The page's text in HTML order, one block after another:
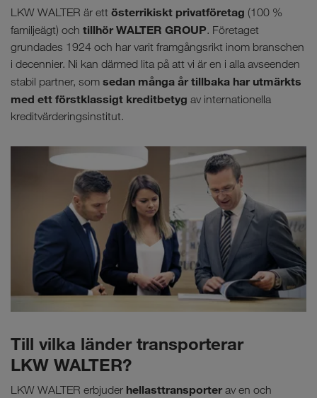
LKW WALTER är ett österrikiskt privatföretag (100 %
familjeägt) och tillhör WALTER GROUP. Företaget
grundades 1924 och har varit framgångsrikt inom branschen
i decennier. Ni kan därmed lita på att vi är en i alla avseenden
stabil partner, som sedan många år tillbaka har utmärkts
med ett förstklassigt kreditbetyg av internationella
kreditvärderingsinstitut.
Till vilka länder transporterar
LKW WALTER?
LKW WALTER erbjuder hellasttransporter av en och